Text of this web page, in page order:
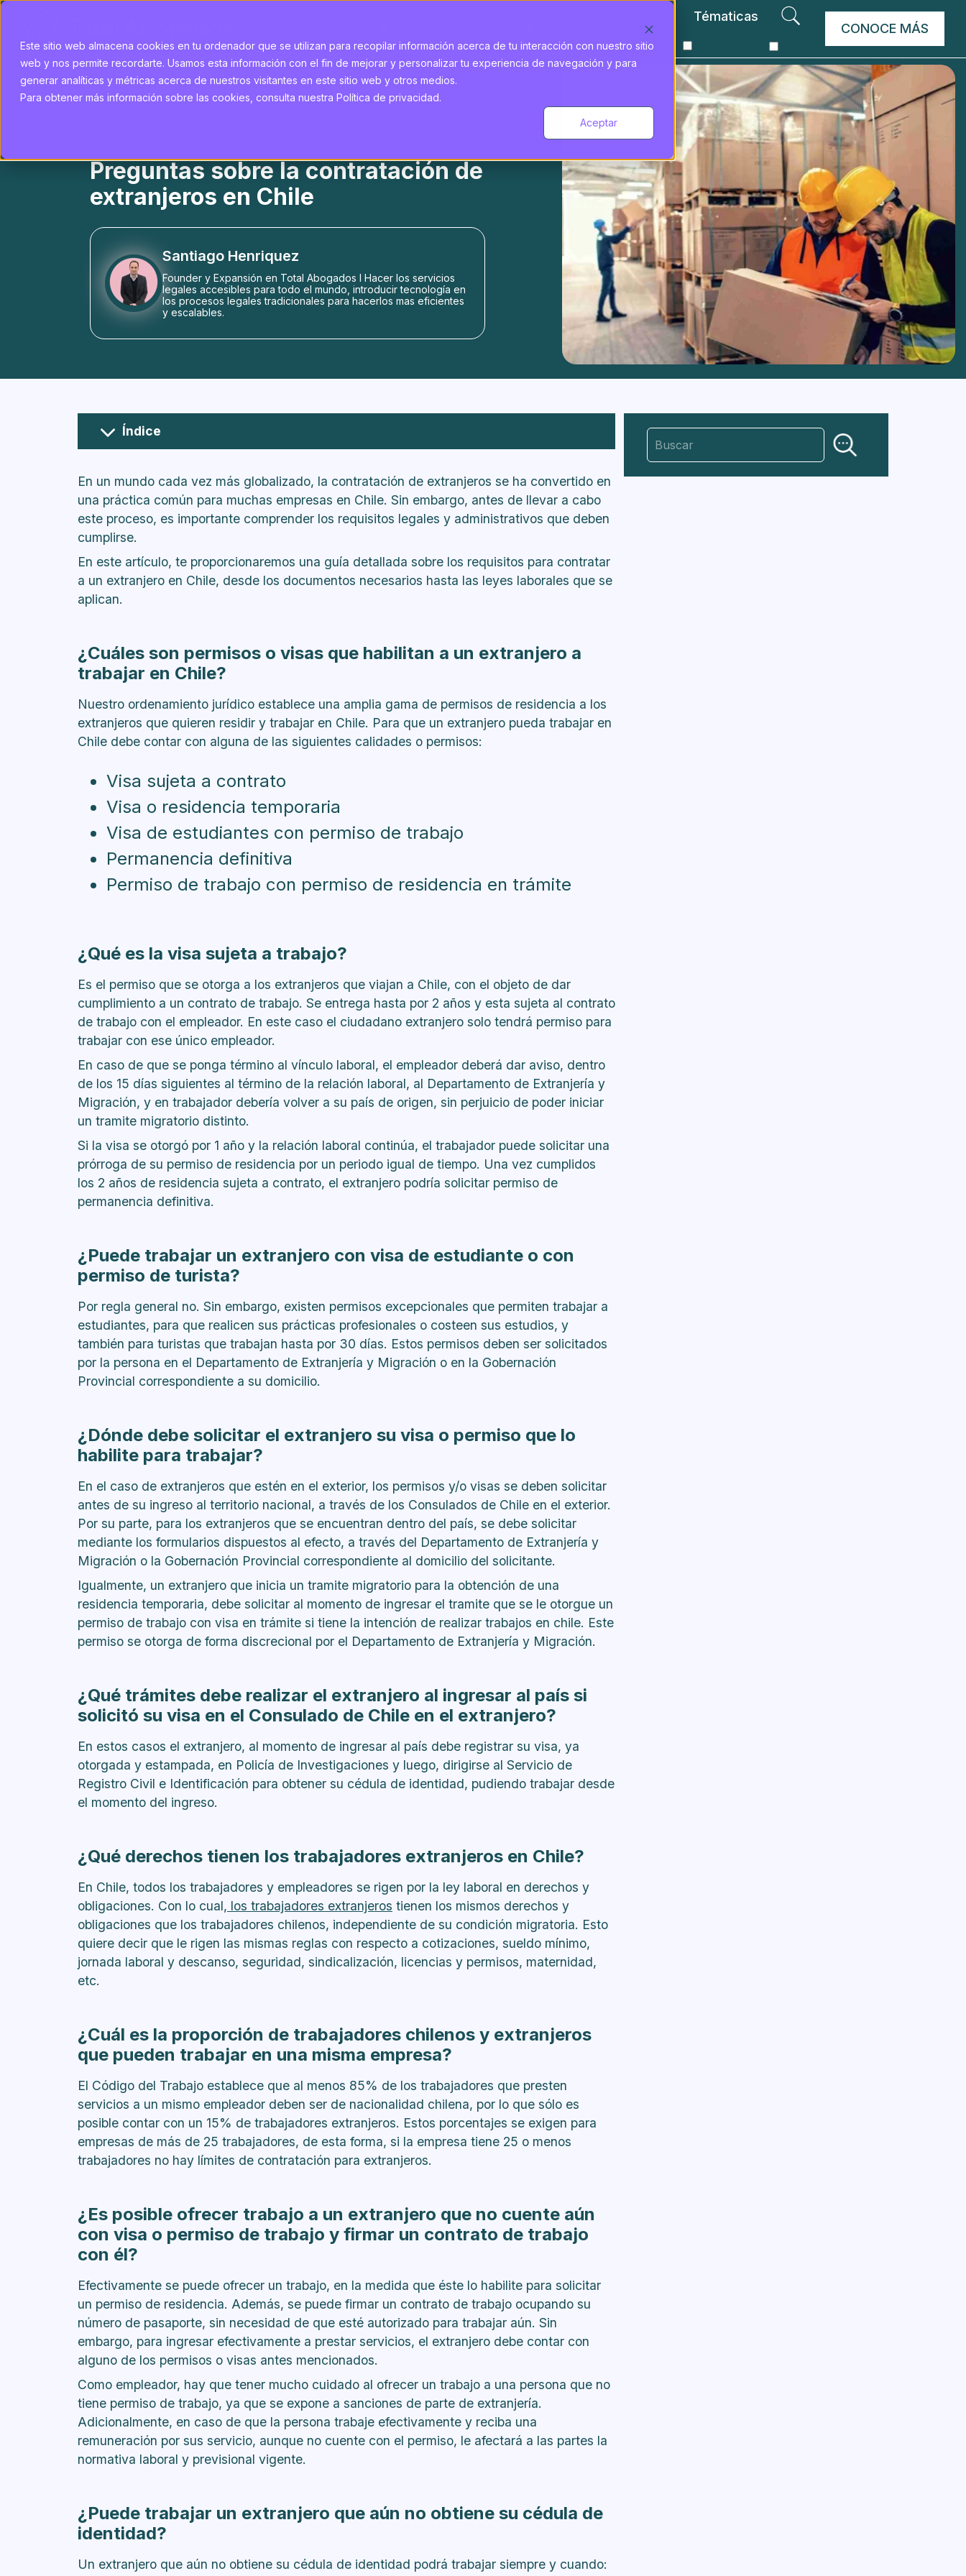
Este sitio web almacena cookies en tu ordenador que se utilizan para recopilar información acerca de tu interacción con nuestro sitio
web y nos permite recordarte. Usamos esta información con el fin de mejorar y personalizar tu experiencia de navegación y para
generar analíticas y métricas acerca de nuestros visitantes en este sitio web y otros medios.
Para obtener más información sobre las cookies, consulta nuestra Política de privacidad.
Aceptar
Tématicas
CONOCE MÁS
Preguntas sobre la contratación de
extranjeros en Chile
Santiago Henriquez
Founder y Expansión en Total Abogados l Hacer los servicios
legales accesibles para todo el mundo, introducir tecnología en
los procesos legales tradicionales para hacerlos mas eficientes
y escalables.
Índice
¿Cuáles son permisos o visas que habilitan a un extranjero a trabajar en Chile?
¿Puede trabajar un extranjero con visa de estudiante o con permiso de turista?
¿Dónde debe solicitar el extranjero su visa o permiso que lo habilite para
trabajar?
¿Qué trámites debe realizar el extranjero al ingresar al país si solicitó su visa en
el Consulado de Chile en el extranjero?
¿Qué derechos tienen los trabajadores extranjeros en Chile?
permiso de trabajo y firmar un contrato de trabajo con él?
¿Puede trabajar un extranjero que aún no obtiene su cédula de identidad?
prórroga o cambio de tipo de visa?
¿El permiso de permanencia definitiva permite trabajar en Chile?
¿Es motivo de término del contrato de trabajo el hecho que al extranjero se le
tipo de visa o permanencia definitiva?
¿Cuál es la situación previsional de los trabajadores extranjeros que prestan
servicios en Chile?
Conclusión
En un mundo cada vez más globalizado, la contratación de extranjeros se ha convertido en
una práctica común para muchas empresas en Chile. Sin embargo, antes de llevar a cabo
este proceso, es importante comprender los requisitos legales y administrativos que deben
cumplirse.
En este artículo, te proporcionaremos una guía detallada sobre los requisitos para contratar
a un extranjero en Chile, desde los documentos necesarios hasta las leyes laborales que se
aplican.
¿Cuáles son permisos o visas que habilitan a un extranjero a
trabajar en Chile?
Nuestro ordenamiento jurídico establece una amplia gama de permisos de residencia a los
extranjeros que quieren residir y trabajar en Chile. Para que un extranjero pueda trabajar en
Chile debe contar con alguna de las siguientes calidades o permisos:
Visa sujeta a contrato
Visa o residencia temporaria
Visa de estudiantes con permiso de trabajo
Permanencia definitiva
Permiso de trabajo con permiso de residencia en trámite
¿Qué es la visa sujeta a trabajo?
Es el permiso que se otorga a los extranjeros que viajan a Chile, con el objeto de dar
cumplimiento a un contrato de trabajo. Se entrega hasta por 2 años y esta sujeta al contrato
de trabajo con el empleador. En este caso el ciudadano extranjero solo tendrá permiso para
trabajar con ese único empleador.
En caso de que se ponga término al vínculo laboral, el empleador deberá dar aviso, dentro
de los 15 días siguientes al término de la relación laboral, al Departamento de Extranjería y
Migración, y en trabajador debería volver a su país de origen, sin perjuicio de poder iniciar
un tramite migratorio distinto.
Si la visa se otorgó por 1 año y la relación laboral continúa, el trabajador puede solicitar una
prórroga de su permiso de residencia por un periodo igual de tiempo. Una vez cumplidos
los 2 años de residencia sujeta a contrato, el extranjero podría solicitar permiso de
permanencia definitiva.
¿Puede trabajar un extranjero con visa de estudiante o con
permiso de turista?
Por regla general no. Sin embargo, existen permisos excepcionales que permiten trabajar a
estudiantes, para que realicen sus prácticas profesionales o costeen sus estudios, y
también para turistas que trabajan hasta por 30 días. Estos permisos deben ser solicitados
por la persona en el Departamento de Extranjería y Migración o en la Gobernación
Provincial correspondiente a su domicilio.
¿Dónde debe solicitar el extranjero su visa o permiso que lo
habilite para trabajar?
En el caso de extranjeros que estén en el exterior, los permisos y/o visas se deben solicitar
antes de su ingreso al territorio nacional, a través de los Consulados de Chile en el exterior.
Por su parte, para los extranjeros que se encuentran dentro del país, se debe solicitar
mediante los formularios dispuestos al efecto, a través del Departamento de Extranjería y
Migración o la Gobernación Provincial correspondiente al domicilio del solicitante.
Igualmente, un extranjero que inicia un tramite migratorio para la obtención de una
residencia temporaria, debe solicitar al momento de ingresar el tramite que se le otorgue un
permiso de trabajo con visa en trámite si tiene la intención de realizar trabajos en chile. Este
permiso se otorga de forma discrecional por el Departamento de Extranjería y Migración.
¿Qué trámites debe realizar el extranjero al ingresar al país si
solicitó su visa en el Consulado de Chile en el extranjero?
En estos casos el extranjero, al momento de ingresar al país debe registrar su visa, ya
otorgada y estampada, en Policía de Investigaciones y luego, dirigirse al Servicio de
Registro Civil e Identificación para obtener su cédula de identidad, pudiendo trabajar desde
el momento del ingreso.
¿Qué derechos tienen los trabajadores extranjeros en Chile?
En Chile, todos los trabajadores y empleadores se rigen por la ley laboral en derechos y
obligaciones. Con lo cual, los trabajadores extranjeros tienen los mismos derechos y
obligaciones que los trabajadores chilenos, independiente de su condición migratoria. Esto
quiere decir que le rigen las mismas reglas con respecto a cotizaciones, sueldo mínimo,
jornada laboral y descanso, seguridad, sindicalización, licencias y permisos, maternidad,
etc.
¿Cuál es la proporción de trabajadores chilenos y extranjeros
que pueden trabajar en una misma empresa?
El Código del Trabajo establece que al menos 85% de los trabajadores que presten
servicios a un mismo empleador deben ser de nacionalidad chilena, por lo que sólo es
posible contar con un 15% de trabajadores extranjeros. Estos porcentajes se exigen para
empresas de más de 25 trabajadores, de esta forma, si la empresa tiene 25 o menos
trabajadores no hay límites de contratación para extranjeros.
¿Es posible ofrecer trabajo a un extranjero que no cuente aún
con visa o permiso de trabajo y firmar un contrato de trabajo
con él?
Efectivamente se puede ofrecer un trabajo, en la medida que éste lo habilite para solicitar
un permiso de residencia. Además, se puede firmar un contrato de trabajo ocupando su
número de pasaporte, sin necesidad de que esté autorizado para trabajar aún. Sin
embargo, para ingresar efectivamente a prestar servicios, el extranjero debe contar con
alguno de los permisos o visas antes mencionados.
Como empleador, hay que tener mucho cuidado al ofrecer un trabajo a una persona que no
tiene permiso de trabajo, ya que se expone a sanciones de parte de extranjería.
Adicionalmente, en caso de que la persona trabaje efectivamente y reciba una
remuneración por sus servicio, aunque no cuente con el permiso, le afectará a las partes la
normativa laboral y previsional vigente.
¿Puede trabajar un extranjero que aún no obtiene su cédula de
identidad?
Un extranjero que aún no obtiene su cédula de identidad podrá trabajar siempre y cuando: